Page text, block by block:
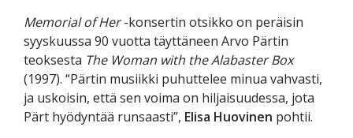
Memorial of Her-konsertin otsikko on peräisin
syyskuussa 90 vuotta täyttäneen Arvo Pärtin
teoksesta The Woman with the Alabaster Box
(1997). “Pärtin musiikki puhuttelee minua vahvasti,
ja uskoisin, että sen voima on hiljaisuudessa, jota
Pärt hyödyntää runsaasti”, Elisa Huovinen pohtii.